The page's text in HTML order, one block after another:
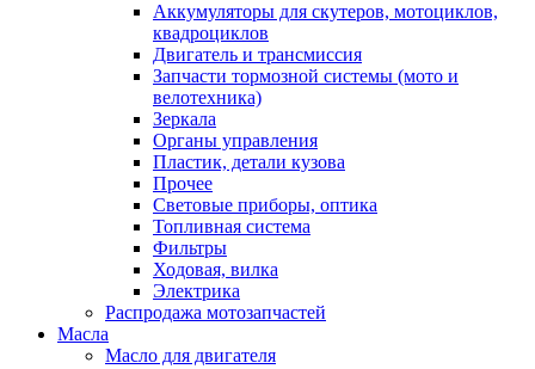
Аккумуляторы для скутеров, мотоциклов,
квадроциклов
Двигатель и трансмиссия
Запчасти тормозной системы (мото и
велотехника)
Зеркала
Органы управления
Пластик, детали кузова
Прочее
Световые приборы, оптика
Топливная система
Фильтры
Ходовая, вилка
Электрика
Распродажа мотозапчастей
Масла
Масло для двигателя